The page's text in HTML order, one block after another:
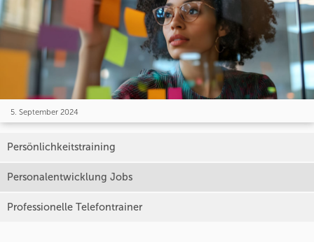
5. September 2024
Persönlichkeitstraining
Personalentwicklung Jobs
Professionelle Telefontrainer